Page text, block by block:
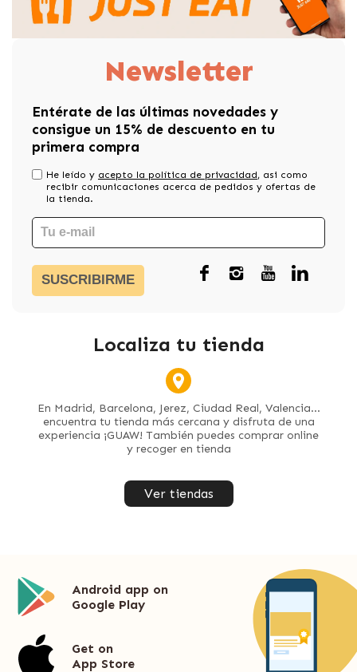
Newsletter
Entérate de las últimas novedades y
consigue un 15% de descuento en tu
primera compra
He leído y acepto la política de privacidad, asi como
recibir comunicaciones acerca de pedidos y ofertas de
la tienda.
SUSCRIBIRME
Localiza tu tienda
En Madrid, Barcelona, Jerez, Ciudad Real, Valencia...
encuentra tu tienda más cercana y disfruta de una
experiencia ¡GUAW! También puedes comprar online
y recoger en tienda
Ver tiendas
Android app on
Google Play
Get on
App Store